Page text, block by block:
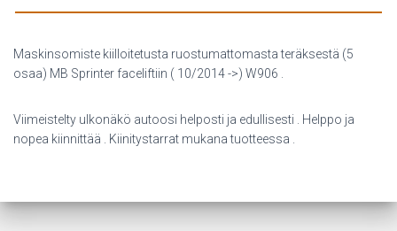
>)
Maskinsomiste kiilloitetusta ruostumattomasta teräksestä (5
osaa) MB Sprinter faceliftiin ( 10/2014 ->) W906 .
Viimeistelty ulkonäkö autoosi helposti ja edullisesti . Helppo ja
nopea kiinnittää . Kiinitystarrat mukana tuotteessa .